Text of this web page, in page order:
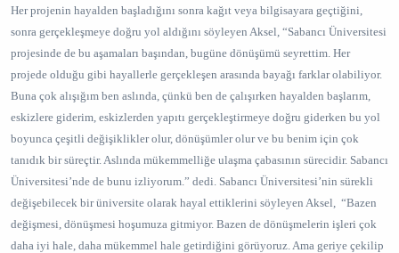
Her projenin hayalden başladığını sonra kağıt veya bilgisayara geçtiğini,
sonra gerçekleşmeye doğru yol aldığını söyleyen Aksel, “Sabancı Üniversitesi
projesinde de bu aşamaları başından, bugüne dönüşümü seyrettim. Her
projede olduğu gibi hayallerle gerçekleşen arasında bayağı farklar olabiliyor.
Buna çok alışığım ben aslında, çünkü ben de çalışırken hayalden başlarım,
eskizlere giderim, eskizlerden yapıtı gerçekleştirmeye doğru giderken bu yol
boyunca çeşitli değişiklikler olur, dönüşümler olur ve bu benim için çok
tanıdık bir süreçtir. Aslında mükemmelliğe ulaşma çabasının sürecidir. Sabancı
Üniversitesi’nde de bunu izliyorum.” dedi. Sabancı Üniversitesi’nin sürekli
değişebilecek bir üniversite olarak hayal ettiklerini söyleyen Aksel, “Bazen
değişmesi, dönüşmesi hoşumuza gitmiyor. Bazen de dönüşmelerin işleri çok
daha iyi hale, daha mükemmel hale getirdiğini görüyoruz. Ama geriye çekilip